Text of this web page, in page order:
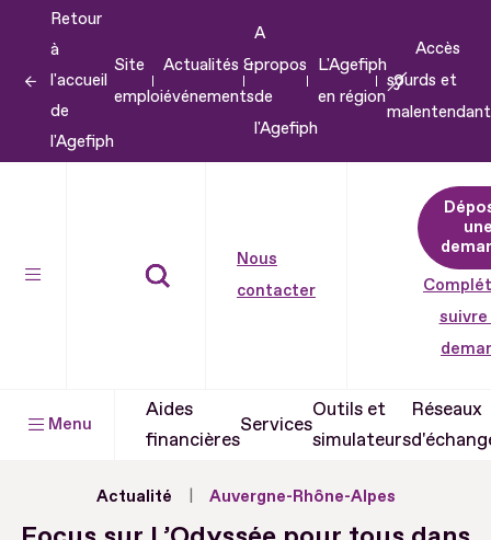
contenu
Retour
à
l'accueil
de
l'Agefiph
Site
emploi
Actualités &
événements
A
propos
de
l'Agefiph
L'Agefiph
en région
Accès
sourds et
Nous
contacter
suivre
Menu
Aides
financières
Services
Outils et
simulateurs
Réseaux
Actualité Auvergne-Rhône-Alpes